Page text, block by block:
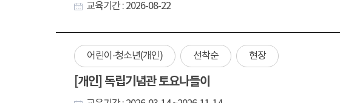
교육기간 : 2026-08-22
어린이·청소년(개인) 선착순 현장
[개인] 독립기념관 토요나들이